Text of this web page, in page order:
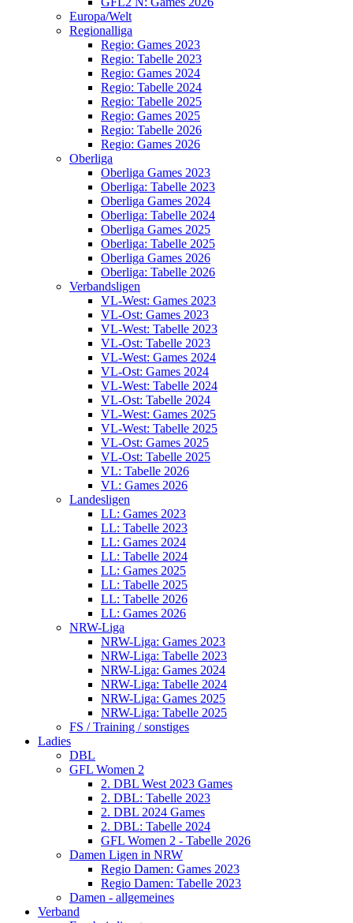
Europa/Welt
Regionalliga
Regio: Games 2023
Regio: Tabelle 2023
Regio: Games 2024
Regio: Tabelle 2024
Regio: Tabelle 2025
Regio: Games 2025
Regio: Tabelle 2026
Regio: Games 2026
Oberliga
Oberliga Games 2023
Oberliga: Tabelle 2023
Oberliga Games 2024
Oberliga: Tabelle 2024
Oberliga Games 2025
Oberliga: Tabelle 2025
Oberliga Games 2026
Oberliga: Tabelle 2026
Verbandsligen
VL-West: Games 2023
VL-Ost: Games 2023
VL-West: Tabelle 2023
VL-Ost: Tabelle 2023
VL-West: Games 2024
VL-Ost: Games 2024
VL-West: Tabelle 2024
VL-Ost: Tabelle 2024
VL-West: Games 2025
VL-West: Tabelle 2025
VL-Ost: Games 2025
VL-Ost: Tabelle 2025
VL: Tabelle 2026
VL: Games 2026
Landesligen
LL: Games 2023
LL: Tabelle 2023
LL: Games 2024
LL: Tabelle 2024
LL: Games 2025
LL: Tabelle 2025
LL: Tabelle 2026
LL: Games 2026
NRW-Liga
NRW-Liga: Games 2023
NRW-Liga: Tabelle 2023
NRW-Liga: Games 2024
NRW-Liga: Tabelle 2024
NRW-Liga: Games 2025
NRW-Liga: Tabelle 2025
FS / Training / sonstiges
Ladies
DBL
GFL Women 2
2. DBL West 2023 Games
2. DBL: Tabelle 2023
2. DBL 2024 Games
2. DBL: Tabelle 2024
GFL Women 2 - Tabelle 2026
Damen Ligen in NRW
Regio Damen: Games 2023
Regio Damen: Tabelle 2023
Damen - allgemeines
Verband